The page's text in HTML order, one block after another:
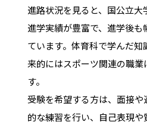
進路状況を見ると、国公立
進学実績が豊富で、進学後も
ています。体育科で学んだ
来的にはスポーツ関連の職
す。
受験を希望する方は、面接
的な練習を行い、自己表現